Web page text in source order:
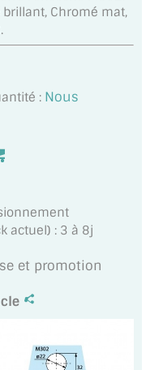
brillant, Chromé mat,
: Nous
actuel) : 3 à 8j
et promotion